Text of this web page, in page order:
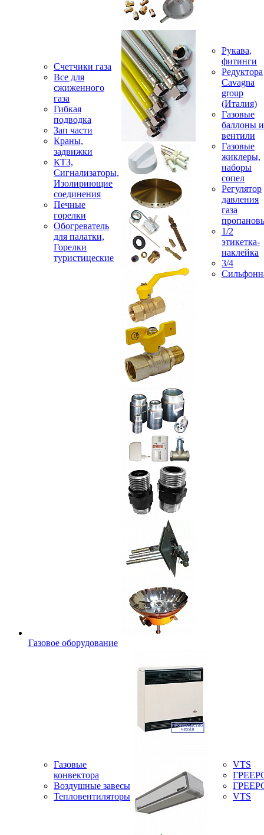
Счетчики газа
Все для
сжиженного
газа
Гибкая
подводка
Зап части
Краны,
задвижки
КТЗ,
Сигнализаторы,
Изолириющие
соединения
Печные
горелки
Обогреватель
для палатки,
Горелки
туристицеские
Рукава,
фитинги
Редуктора
Cavagna
group
(Италия)
Газовые
баллоны и
вентили
Газовые
жиклеры,
наборы
сопел
Регулятор
давления
газа
1/2
этикетка-
наклейка
3/4
Газовое оборудование
Газовые
конвектора
Воздушные завесы
Тепловентиляторы
VTS
VTS